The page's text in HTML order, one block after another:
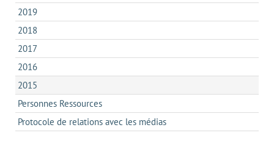
2019
2018
2017
2016
2015
Personnes Ressources
Protocole de relations avec les médias